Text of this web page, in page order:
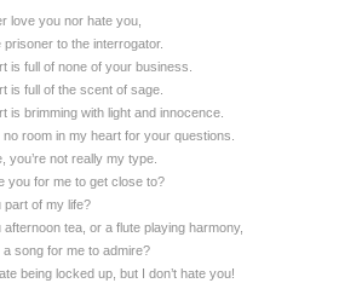
love you nor hate you,
prisoner to the interrogator.
is full of none of your business.
is full of the scent of sage.
is brimming with light and innocence.
no room in my heart for your questions.
you’re not really my type.
you for me to get close to?
part of my life?
afternoon tea, or a flute playing harmony,
song for me to admire?
being locked up, but I don’t hate you!